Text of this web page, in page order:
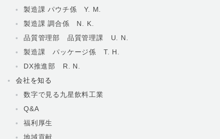
製造課 パウチ係 Y. M.
製造課 調合係 N. K.
品質管理部 品質管理課 U. N.
製造課 パッケージ係 T. H.
DX推進部 R. N.
会社を知る
数字で見る九星飲料工業
Q&A
福利厚生
地域貢献